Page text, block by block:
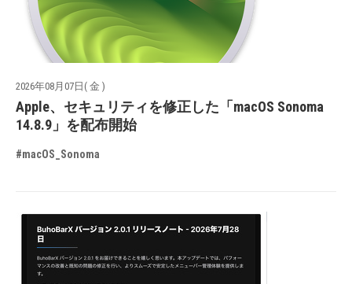
2026年08月07日( 金 )
Apple、セキュリティを修正した「macOS Sonoma
14.8.9」を配布開始
#macOS_Sonoma